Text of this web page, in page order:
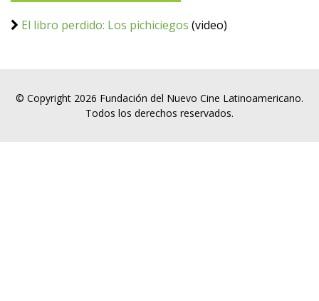
El libro perdido: Los pichiciegos (video)
© Copyright 2026 Fundación del Nuevo Cine Latinoamericano.
Todos los derechos reservados.